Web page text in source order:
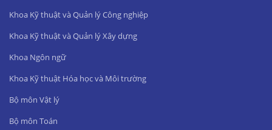
Khoa Kỹ thuật và Quản lý Công nghiệp
Khoa Kỹ thuật và Quản lý Xây dựng
Khoa Ngôn ngữ
Khoa Kỹ thuật Hóa học và Môi trường
Bộ môn Vật lý
Bộ môn Toán